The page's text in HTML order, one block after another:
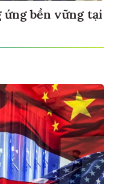
ứng bền vững tại